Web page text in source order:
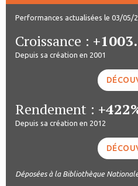
Performances actualisées le 03/05/
Croissance :
Depuis sa création en 2001
Rendement :
Depuis sa création en 2012
Déposées à la Bibliothèque